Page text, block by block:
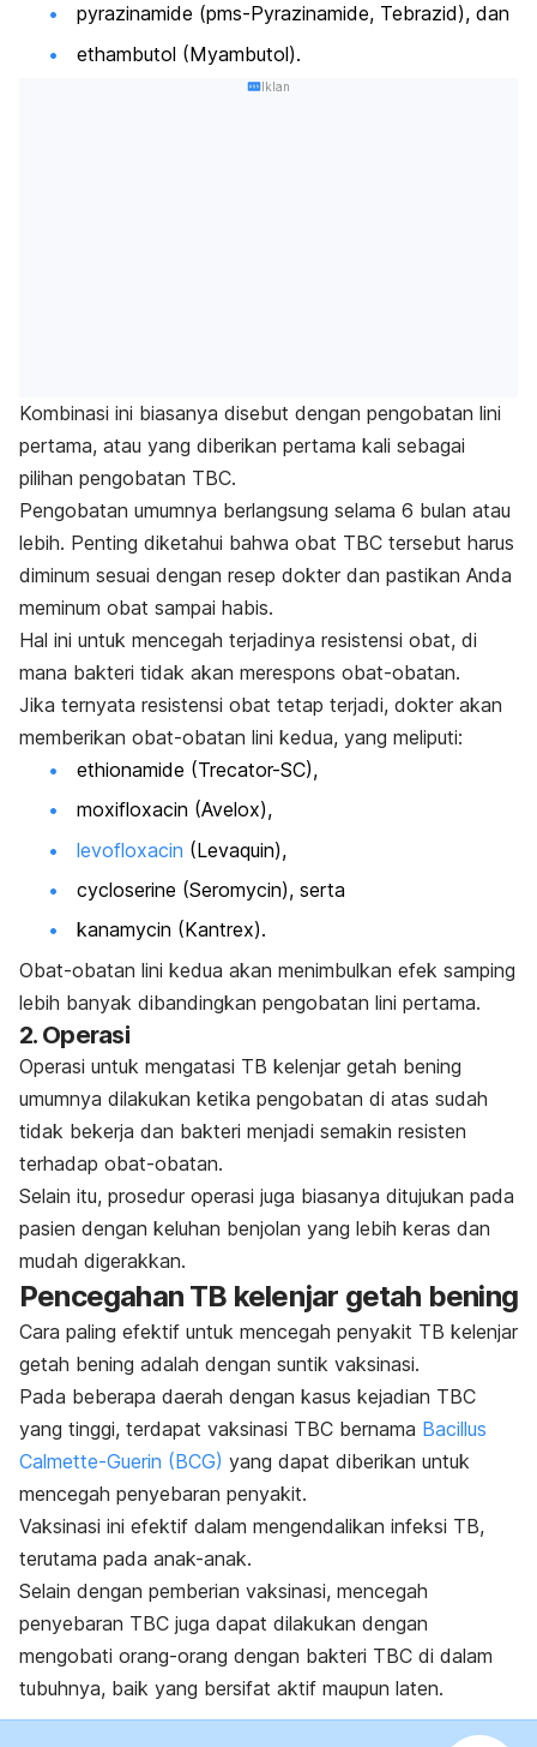
pyrazinamide (pms-Pyrazinamide, Tebrazid), dan
ethambutol (Myambutol).
Iklan
Kombinasi ini biasanya disebut dengan pengobatan lini
pertama, atau yang diberikan pertama kali sebagai
pilihan pengobatan TBC.
Pengobatan umumnya berlangsung selama 6 bulan atau
lebih. Penting diketahui bahwa obat TBC tersebut harus
diminum sesuai dengan resep dokter dan pastikan Anda
meminum obat sampai habis.
Hal ini untuk mencegah terjadinya resistensi obat, di
mana bakteri tidak akan merespons obat-obatan.
Jika ternyata resistensi obat tetap terjadi, dokter akan
memberikan obat-obatan lini kedua, yang meliputi:
ethionamide (Trecator-SC),
moxifloxacin (Avelox),
levofloxacin (Levaquin),
cycloserine (Seromycin), serta
kanamycin (Kantrex).
Obat-obatan lini kedua akan menimbulkan efek samping
lebih banyak dibandingkan pengobatan lini pertama.
2. Operasi
Operasi untuk mengatasi TB kelenjar getah bening
umumnya dilakukan ketika pengobatan di atas sudah
tidak bekerja dan bakteri menjadi semakin resisten
terhadap obat-obatan.
Selain itu, prosedur operasi juga biasanya ditujukan pada
pasien dengan keluhan benjolan yang lebih keras dan
mudah digerakkan.
Pencegahan TB kelenjar getah bening
Cara paling efektif untuk mencegah penyakit TB kelenjar
getah bening adalah dengan suntik vaksinasi.
Pada beberapa daerah dengan kasus kejadian TBC
yang tinggi, terdapat vaksinasi TBC bernama Bacillus
Calmette-Guerin (BCG) yang dapat diberikan untuk
mencegah penyebaran penyakit.
Vaksinasi ini efektif dalam mengendalikan infeksi TB,
terutama pada anak-anak.
Selain dengan pemberian vaksinasi, mencegah
penyebaran TBC juga dapat dilakukan dengan
mengobati orang-orang dengan bakteri TBC di dalam
tubuhnya, baik yang bersifat aktif maupun laten.